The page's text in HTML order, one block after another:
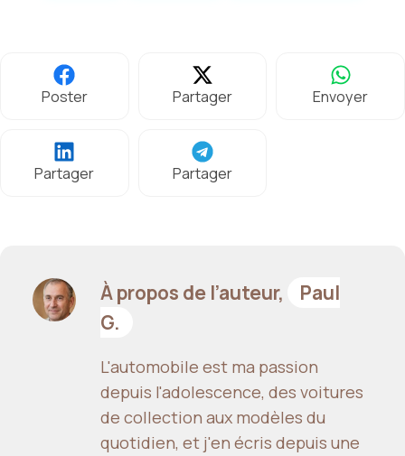
Poster Partager Envoyer
Partager Partager
À propos de l’auteur,
Paul
G.
L'automobile est ma passion
depuis l'adolescence, des voitures
de collection aux modèles du
quotidien, et j'en écris depuis une